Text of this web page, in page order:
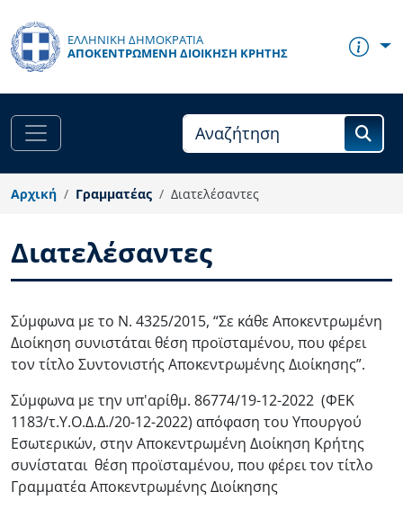
ΕΛΛΗΝΙΚΗ ΔΗΜΟΚΡΑΤΙΑ
ΑΠΟΚΕΝΤΡΩΜΈΝΗ ΔΙΟΊΚΗΣΗ ΚΡΉΤΗΣ
Αρχική Γραμματέας Διατελέσαντες
Διατελέσαντες
Body
Σύμφωνα με το Ν. 4325/2015, “Σε κάθε Αποκεντρωμένη
Διοίκηση συνιστάται θέση προϊσταμένου, που φέρει
τον τίτλο Συντονιστής Αποκεντρωμένης Διοίκησης”.
Σύμφωνα με την υπ'αρίθμ. 86774/19-12-2022 (ΦΕΚ
1183/τ.Υ.Ο.Δ.Δ./20-12-2022) απόφαση του Υπουργού
Εσωτερικών, στην Αποκεντρωμένη Διοίκηση Κρήτης
συνίσταται θέση προϊσταμένου, που φέρει τον τίτλο
Γραμματέα Αποκεντρωμένης Διοίκησης